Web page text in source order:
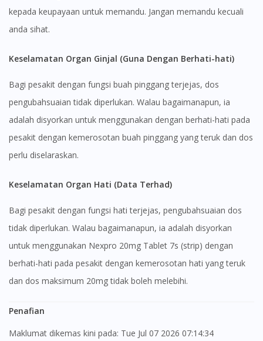
kepada keupayaan untuk memandu. Jangan memandu kecuali
anda sihat.
Keselamatan Organ Ginjal (Guna Dengan Berhati-hati)
Bagi pesakit dengan fungsi buah pinggang terjejas, dos
pengubahsuaian tidak diperlukan. Walau bagaimanapun, ia
adalah disyorkan untuk menggunakan dengan berhati-hati pada
pesakit dengan kemerosotan buah pinggang yang teruk dan dos
perlu diselaraskan.
Keselamatan Organ Hati (Data Terhad)
Bagi pesakit dengan fungsi hati terjejas, pengubahsuaian dos
tidak diperlukan. Walau bagaimanapun, ia adalah disyorkan
untuk menggunakan Nexpro 20mg Tablet 7s (strip) dengan
berhati-hati pada pesakit dengan kemerosotan hati yang teruk
dan dos maksimum 20mg tidak boleh melebihi.
Penafian
Maklumat dikemas kini pada: Tue Jul 07 2026 07:14:34